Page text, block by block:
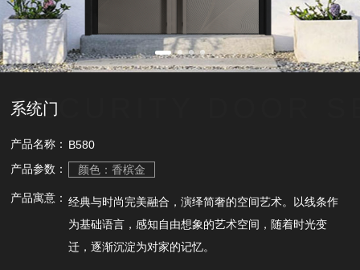
系统门
SECURITY DOOR
产品名称： B580
产品参数： 颜色：香槟金
产品寓意： 经典与时尚完美融合，演绎简奢的空间艺术。以线条作
为基础语言，感知自由想象的艺术空间，随着时光变
迁，逐渐沉淀为对家的记忆。